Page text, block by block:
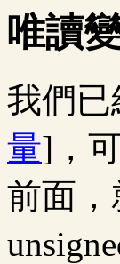
唯讀
我們已
量]，
前面，